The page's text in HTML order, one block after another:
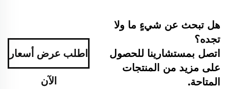
هل تبحث عن شيءٍ ما ولا
تجده؟
اتصل بمستشارينا للحصول
على مزيد من المنتجات
المتاحة.
اطلب عرض أسعار
الآن